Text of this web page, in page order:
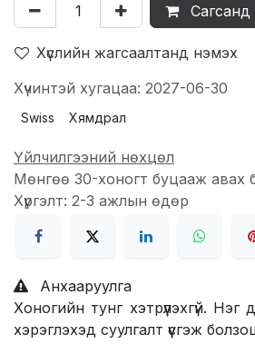
Сагсанд
Хүслийн жагсаалтанд нэмэх
Хүчинтэй хугацаа: 2027-06-30
Swiss Хямдрал
Үйлчилгээний нөхцөл
Мөнгөө 30-хоногт буцааж авах
Хүргэлт: 2-3 ажлын өдөр
Анхааруулга
Хоногийн тунг хэтрүүлэхгүй.
хэрэглэхэд суулгалт үүсгэж